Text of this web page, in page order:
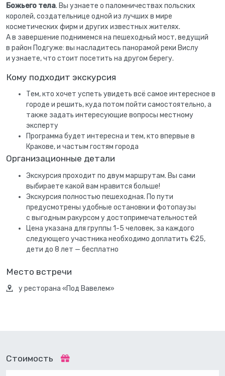
Божьего тела. Вы узнаете о паломничествах польских
королей, создательнице одной из лучших в мире
косметических фирм и других известных жителях.
А в завершение поднимемся на пешеходный мост, ведущий
в район Подгуже: вы насладитесь панорамой реки Вислу
и узнаете, что стоит посетить на другом берегу.
Кому подходит экскурсия
Тем, кто хочет успеть увидеть всё самое интересное в
городе и решить, куда потом пойти самостоятельно, а
также задать интересующие вопросы местному
эксперту
Программа будет интересна и тем, кто впервые в
Кракове, и частым гостям города
Организационные детали
Экскурсия проходит по двум маршрутам. Вы сами
выбираете какой вам нравится больше!
Экскурсия полностью пешеходная. По пути
предусмотрены удобные остановки и фотопаузы
с выгодным ракурсом у достопримечательностей
Цена указана для группы 1-5 человек, за каждого
следующего участника необходимо доплатить €25,
дети до 8 лет — бесплатно
Место встречи
у ресторана «Под Вавелем»
Стоимость